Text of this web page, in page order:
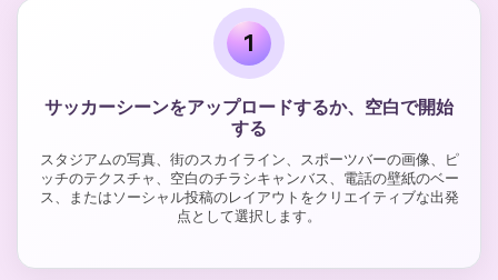
1
サッカーシーンをアップロードするか、空白で開始
する
スタジアムの写真、街のスカイライン、スポーツバーの画像、ピ
ッチのテクスチャ、空白のチラシキャンバス、電話の壁紙のベー
ス、またはソーシャル投稿のレイアウトをクリエイティブな出発
点として選択します。